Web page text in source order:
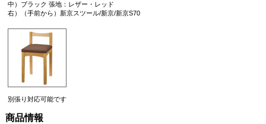
中）ブラック 張地：レザー・レッド
右）（手前から）新京スツール/新京/新京S70
別張り対応可能です
商品情報